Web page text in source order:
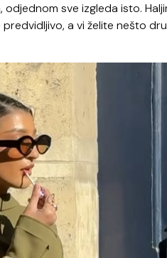
sve izgleda isto.
a vi želite nešto